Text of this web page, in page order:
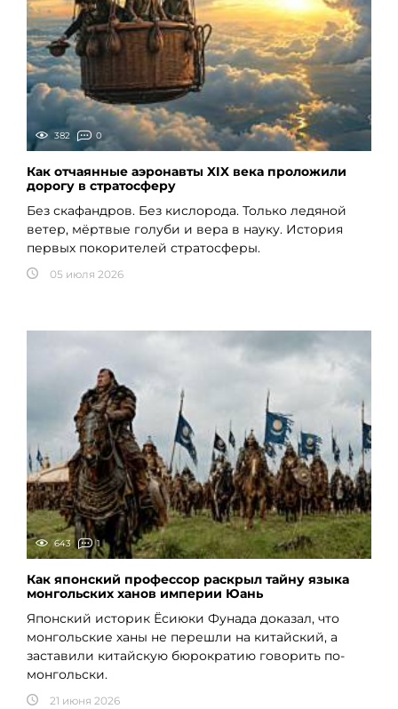
382 0
Как отчаянные аэронавты XIX века проложили
дорогу в стратосферу
Без скафандров. Без кислорода. Только ледяной
ветер, мёртвые голуби и вера в науку. История
первых покорителей стратосферы.
05 июля 2026
643 1
Как японский профессор раскрыл тайну языка
монгольских ханов империи Юань
Японский историк Ёсиюки Фунада доказал, что
монгольские ханы не перешли на китайский, а
заставили китайскую бюрократию говорить по-
монгольски.
21 июня 2026